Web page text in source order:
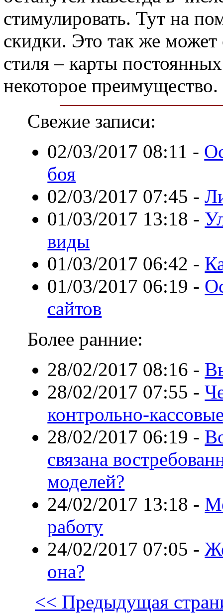
стимулировать. Тут на
скидки. Это так же может
стиля – карты
некоторое преимущество.
Свежие записи:
02/03/2017 08:11 -
боя
02/03/2017 07:45 -
01/03/2017 13:18 -
виды
01/03/2017 06:42 -
01/03/2017 06:19 -
сайтов
Более ранние:
28/02/2017 08:16 -
28/02/2017 07:55 -
контрольно-
28/02/2017 06:19 -
связана
моделей?
24/02/2017 13:18 -
работу
24/02/2017 07:05 -
она?
<< Предыдущая